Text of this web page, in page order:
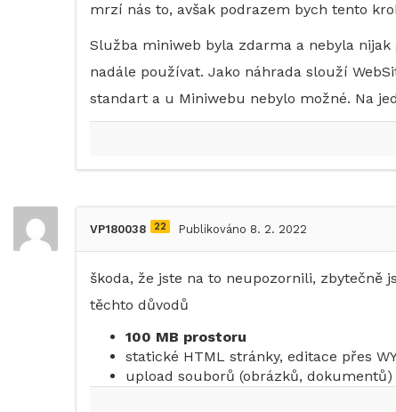
mrzí nás to, avšak podrazem bych tento
Služba miniweb byla zdarma a nebyla
nadále používat. Jako náhrada slouží
standart a u Miniwebu nebylo možné. Na
VP180038 22 Publikováno 8. 2. 2022
škoda, že jste na to neupozornili, zbytečně
těchto důvodů
100 MB prostoru
statické HTML stránky, editace přes
upload souborů (obrázků, dokumentů)